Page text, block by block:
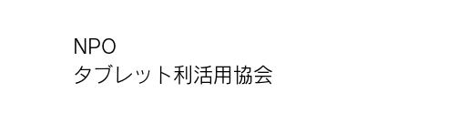
NPO
タブレット利活用協会